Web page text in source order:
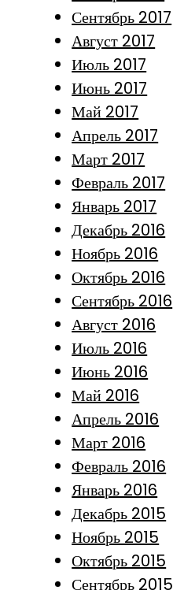
Сентябрь 2017
Август 2017
Июль 2017
Июнь 2017
Май 2017
Апрель 2017
Март 2017
Февраль 2017
Январь 2017
Декабрь 2016
Ноябрь 2016
Октябрь 2016
Сентябрь 2016
Август 2016
Июль 2016
Июнь 2016
Май 2016
Апрель 2016
Март 2016
Февраль 2016
Январь 2016
Декабрь 2015
Ноябрь 2015
Октябрь 2015
Сентябрь 2015